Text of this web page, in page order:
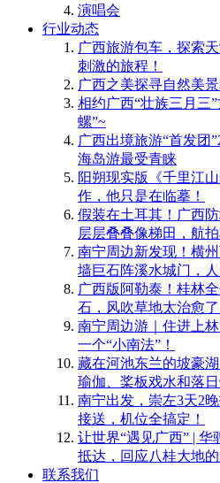
演唱会
行业动态
广西旅游包车，探索
刺激的旅程！
广西之美探寻自然美
相约广西“壮族三月三
螺”~
广西出境旅游“首发团
海岛游最受青睐
阳朔现实版《千里江
作，他只是在临摹！
假装在土耳其！广西
层层叠叠像梯田，航拍
南宁周边新发现！横
墙巨石阵溪水城门，人
广西版阿勒泰！桂林
石，风吹草地太治愈了
南宁周边游｜住进上
一个“小南法”！
藏在河池东兰的坡豪
瑜伽、桨板戏水和落日
南宁出发，崇左3天2
接送，机位全搞定！
让世界“遇见广西” |
抵达，回应八桂大地
联系我们